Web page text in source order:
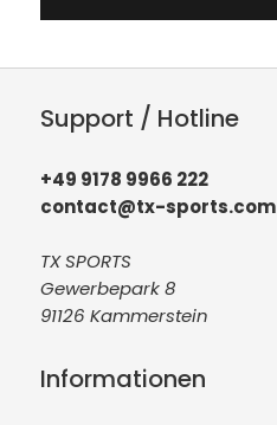
Support / Hotline
+49 9178 9966 222
contact@tx-sports.com
TX SPORTS
Gewerbepark 8
91126 Kammerstein
Informationen